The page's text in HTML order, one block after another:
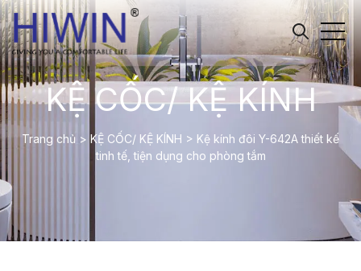
KỆ CỐC/ KỆ KÍNH
Trang chủ > KỆ CỐC/ KỆ KÍNH > Kệ kính đôi Y-642A thiết kế
tinh tế, tiện dụng cho phòng tắm